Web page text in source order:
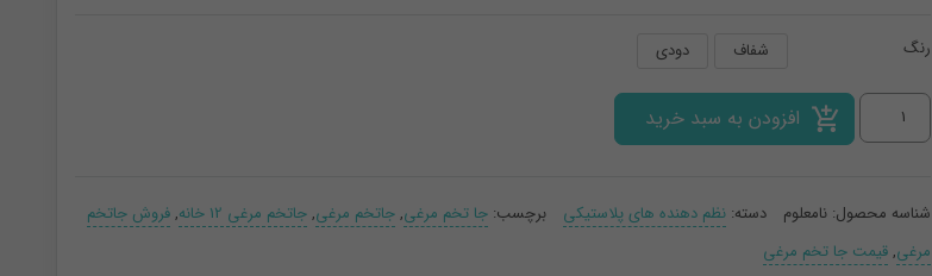
رنگ شفاف دودی
جاتخم
مرغی
(12خانه)
عدد
افزودن به سبد خرید
شناسه محصول:نامعلوم دسته:نظم دهنده های پلاستیکی برچسب:جا تخم مرغی,جاتخم مرغی,جاتخم مرغی 12 خانه ,فروش جاتخم
مرغی,قیمت جا تخم مرغی